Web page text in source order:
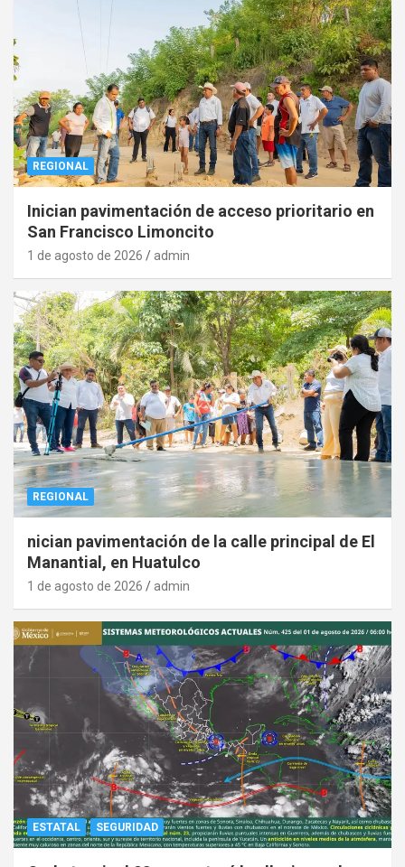
REGIONAL
Inician pavimentación de acceso prioritario en
San Francisco Limoncito
1 de agosto de 2026 admin
REGIONAL
nician pavimentación de la calle principal de El
Manantial, en Huatulco
1 de agosto de 2026 admin
ESTATAL SEGURIDAD